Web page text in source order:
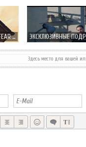
ТРЕТИЙ ЭПИЗОД ТРИЛЛЕРА IN FEAR I TRUST ВЫХОДИТ 17 ИЮЛЯ
Здесь место для вашей